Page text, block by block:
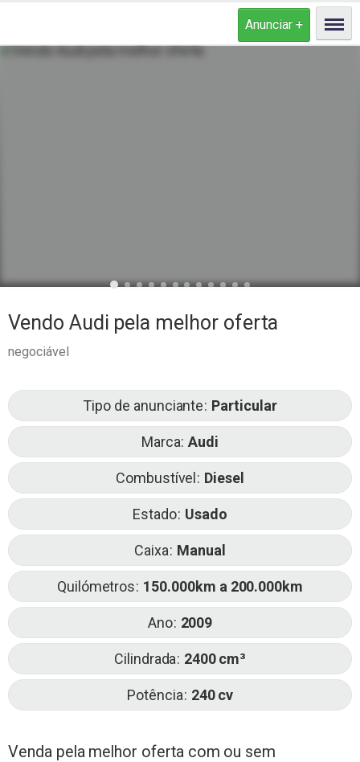
Vendo Audi pela melhor oferta
negociável
Tipo de anunciante Particular
Marca Audi
Combustível Diesel
Estado Usado
Caixa Manual
Quilómetros 150.000km a 200.000km
Ano 2009
Cilindrada 2400
Potência 240
Venda pela melhor oferta com ou sem